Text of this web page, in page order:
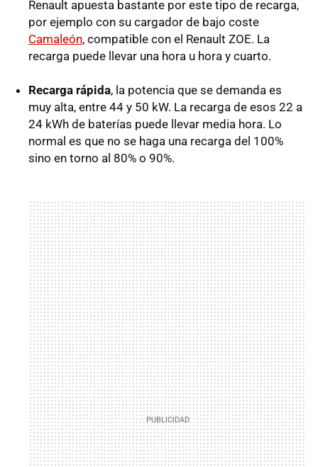
Renault apuesta bastante por este tipo de recarga,
por ejemplo con su cargador de bajo coste
Camaleón, compatible con el Renault ZOE. La
recarga puede llevar una hora u hora y cuarto.
Recarga rápida, la potencia que se demanda es
muy alta, entre 44 y 50 kW. La recarga de esos 22 a
24 kWh de baterías puede llevar media hora. Lo
normal es que no se haga una recarga del 100%
sino en torno al 80% o 90%.